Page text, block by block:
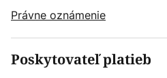
Právne oznámenie
Poskytovateľ platieb